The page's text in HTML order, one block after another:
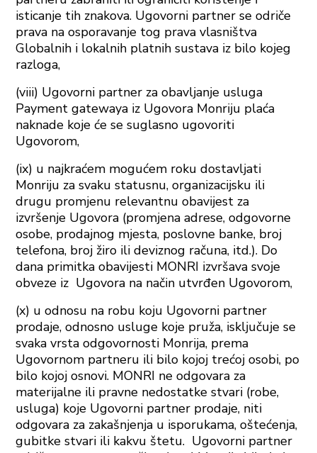
isticanje tih znakova. Ugovorni partner se odriče
prava na osporavanje tog prava vlasništva
Globalnih i lokalnih platnih sustava iz bilo kojeg
razloga,
(viii) Ugovorni partner za obavljanje usluga
Payment gatewaya iz Ugovora Monriju plaća
naknade koje će se suglasno ugovoriti
Ugovorom,
(ix) u najkraćem mogućem roku dostavljati
Monriju za svaku statusnu, organizacijsku ili
drugu promjenu relevantnu obavijest za
izvršenje Ugovora (promjena adrese, odgovorne
osobe, prodajnog mjesta, poslovne banke, broj
telefona, broj žiro ili deviznog računa, itd.). Do
dana primitka obavijesti MONRI izvršava svoje
obveze iz Ugovora na način utvrđen Ugovorom,
(x) u odnosu na robu koju Ugovorni partner
prodaje, odnosno usluge koje pruža, isključuje se
svaka vrsta odgovornosti Monrija, prema
Ugovornom partneru ili bilo kojoj trećoj osobi, po
bilo kojoj osnovi. MONRI ne odgovara za
materijalne ili pravne nedostatke stvari (robe,
usluga) koje Ugovorni partner prodaje, niti
odgovara za zakašnjenja u isporukama, oštećenja,
gubitke stvari ili kakvu štetu. Ugovorni partner